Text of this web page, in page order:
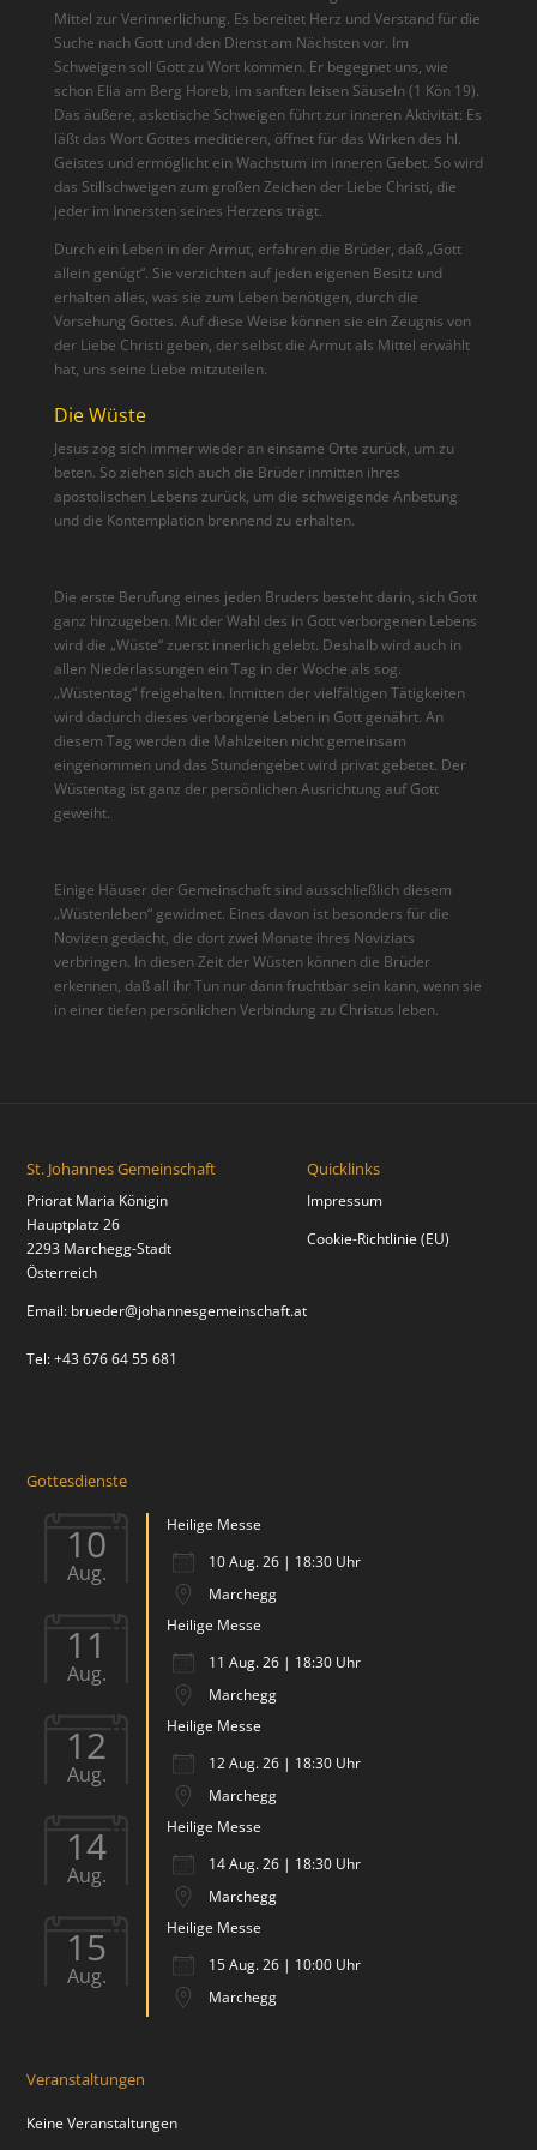
Mittel zur Verinnerlichung. Es bereitet Herz und Verstand für die
Suche nach Gott und den Dienst am Nächsten vor. Im
Schweigen soll Gott zu Wort kommen. Er begegnet uns, wie
schon Elia am Berg Horeb, im sanften leisen Säuseln (1 Kön 19).
Das äußere, asketische Schweigen führt zur inneren Aktivität: Es
läßt das Wort Gottes meditieren, öffnet für das Wirken des hl.
Geistes und ermöglicht ein Wachstum im inneren Gebet. So wird
das Still­schweigen zum großen Zeichen der Liebe Chri­sti, die
jeder im Innersten seines Herzens trägt.
Durch ein Leben in der Armut, erfahren die Brüder, daß „Gott
allein genügt“. Sie verzichten auf jeden eigenen Besitz und
erhalten alles, was sie zum Leben benötigen, durch die
Vorsehung Gottes. Auf diese Weise können sie ein Zeugnis von
der Liebe Christi geben, der selbst die Armut als Mittel erwählt
hat, uns seine Liebe mitzuteilen.
Die Wüste
Jesus zog sich immer wieder an einsame Orte zurück, um zu
beten. So ziehen sich auch die Brüder inmitten ihres
apostolischen Lebens zurück, um die schweigende Anbetung
und die Kontemplation brennend zu erhalten.
Die erste Berufung eines jeden Bruders besteht darin, sich Gott
ganz hinzugeben. Mit der Wahl des in Gott verborgenen Lebens
wird die „Wüste“ zuerst innerlich gelebt. Deshalb wird auch in
allen Niederlassungen ein Tag in der Woche als sog.
„Wüstentag“ freigehalten. Inmitten der vielfältigen Tätigkeiten
wird dadurch dieses verborgene Leben in Gott genährt. An
diesem Tag werden die Mahlzeiten nicht gemeinsam
eingenommen und das Stundengebet wird privat gebetet. Der
Wüstentag ist ganz der persönlichen Ausrichtung auf Gott
geweiht.
Einige Häuser der Gemeinschaft sind aus­schließlich diesem
„Wüstenleben“ gewidmet. Eines davon ist besonders für die
Novizen gedacht, die dort zwei Monate ihres Noviziats
verbringen. In diesen Zeit der Wüsten können die Brüder
erkennen, daß all ihr Tun nur dann fruchtbar sein kann, wenn sie
in einer tiefen persönlichen Verbindung zu Christus leben.
St. Johannes Gemeinschaft
Priorat Maria Königin
Hauptplatz 26
2293 Marchegg-Stadt
Österreich
Email: brueder@johannesgemeinschaft.at
Tel: +43 676 64 55 681
Quicklinks
Impressum
Cookie-Richtlinie (EU)
Gottesdienste
10
Aug.
Heilige Messe
10 Aug. 26 | 18:30 Uhr
Marchegg
11
Aug.
Heilige Messe
11 Aug. 26 | 18:30 Uhr
Marchegg
12
Aug.
Heilige Messe
12 Aug. 26 | 18:30 Uhr
Marchegg
14
Aug.
Heilige Messe
14 Aug. 26 | 18:30 Uhr
Marchegg
15
Aug.
Heilige Messe
15 Aug. 26 | 10:00 Uhr
Marchegg
Veranstaltungen
Keine Veranstaltungen